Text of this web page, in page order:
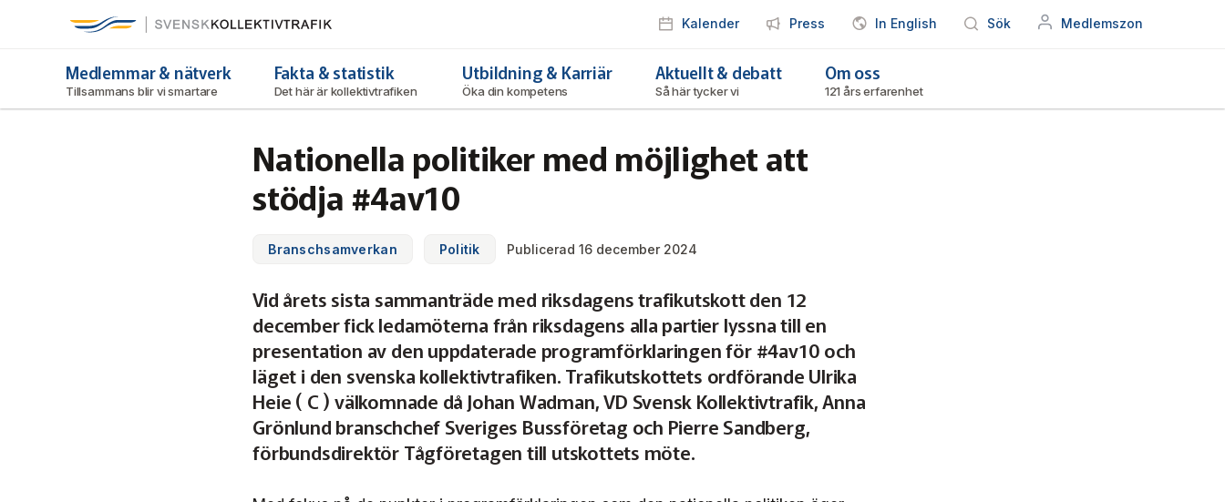
Hoppa
Kalender Press In English Sök Medlemszon
Medlemmar & nätverk
Tillsammans blir vi smartare
Fakta & statistik
Det här är kollektivtrafiken
Utbildning & Karriär
Öka din kompetens
Aktuellt & debatt
Så här tycker vi
Om oss
121 års erfarenhet
Nationella politiker med möjlighet att
stödja #4av10
Branschsamverkan Politik Publicerad 16 december 2024
Vid årets sista sammanträde med riksdagens trafikutskott den 12
december fick ledamöterna från riksdagens alla partier lyssna till en
presentation av den uppdaterade programförklaringen för #4av10 och
läget i den svenska kollektivtrafiken. Trafikutskottets ordförande Ulrika
Heie ( C ) välkomnade då Johan Wadman, VD Svensk Kollektivtrafik, Anna
Grönlund branschchef Sveriges Bussföretag och Pierre Sandberg,
förbundsdirektör Tågföretagen till utskottets möte.